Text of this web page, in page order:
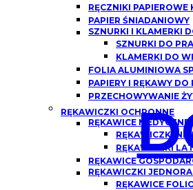
RĘCZNIKI PAPIEROWE
PAPIER ŚNIADANIOWY
SZNURKI I KLAMERKI
SZNURKI DO
KLAMERKI DO
FOLIA ALUMINIOWA
PAPIERY I RĘKAWY DO
PRZECHOWYWANIE
RĘKAWICZKI OCHRONNE
RĘKAWICE MEDYCZNE
RĘKAWICZKI
RĘKAWICZKI
RĘKAWICE
RĘKAWICZKI
RĘKAWICE